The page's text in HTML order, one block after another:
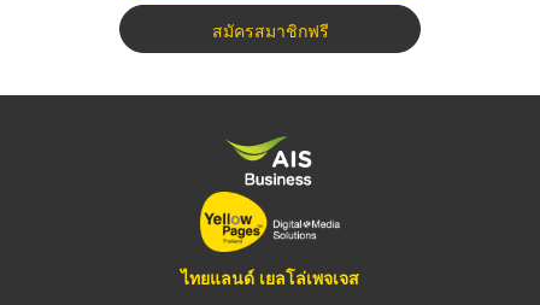
สมัครสมาชิกฟรี
ไทยแลนด์ เยลโล่เพจเจส